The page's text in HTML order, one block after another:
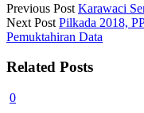
Previous Post Karawaci
Next Post Pilkada 2018,
Pemuktahiran Data
Related Posts
0